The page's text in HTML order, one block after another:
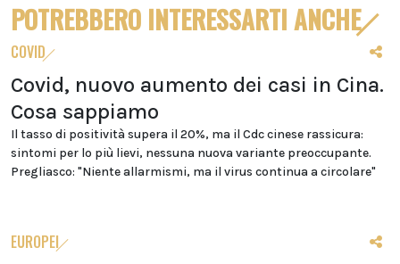
POTREBBERO INTERESSARTI ANCHE
COVID
Covid, nuovo aumento dei casi in Cina.
Cosa sappiamo
Il tasso di positività supera il 20%, ma il Cdc cinese rassicura:
sintomi per lo più lievi, nessuna nuova variante preoccupante.
Pregliasco: "Niente allarmismi, ma il virus continua a circolare"
EUROPEI